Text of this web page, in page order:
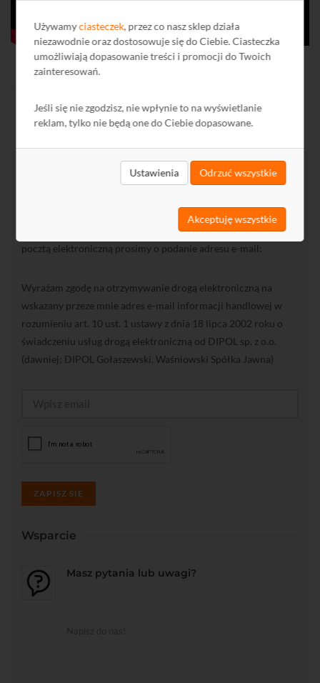
Używamyciasteczek, przez co nasz sklep działa
niezawodnie oraz dostosowuje się do Ciebie. Ciasteczka
umożliwiają dopasowanie treści i promocji do Twoich
zainteresowań.
Jeśli się nie zgodzisz, nie wpłynie to na wyświetlanie
reklam, tylko nie będą one do Ciebie dopasowane.
Ustawienia Odrzuć wszystkie
Akceptuję wszystkie
Osoby zainteresowane otrzymywaniem co tydzieńInformatora
pocztą elektroniczną prosimy o podanie adresu e-mail:
Wyrażam zgodę na otrzymywanie drogą elektroniczną na
wskazany przeze mnie adres e-mail informacji handlowej w
rozumieniu art. 10 ust. 1 ustawy z dnia 18 lipca 2002 roku o
świadczeniu usług drogą elektroniczną od DIPOL sp. z o.o.
(dawniej: DIPOL Gołaszewski, Waśniowski Spółka Jawna)
ZAPISZ SIĘ
Wsparcie
Masz pytania lub uwagi?